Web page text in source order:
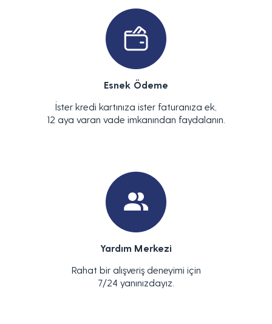
Esnek Ödeme
İster kredi kartınıza ister faturanıza ek,
12 aya varan vade imkanından faydalanın.
Yardım Merkezi
Rahat bir alışveriş deneyimi için
7/24 yanınızdayız.